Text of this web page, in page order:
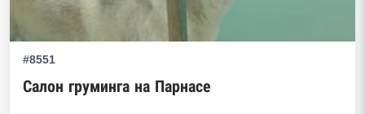
#8551
Салон груминга на Парнасе